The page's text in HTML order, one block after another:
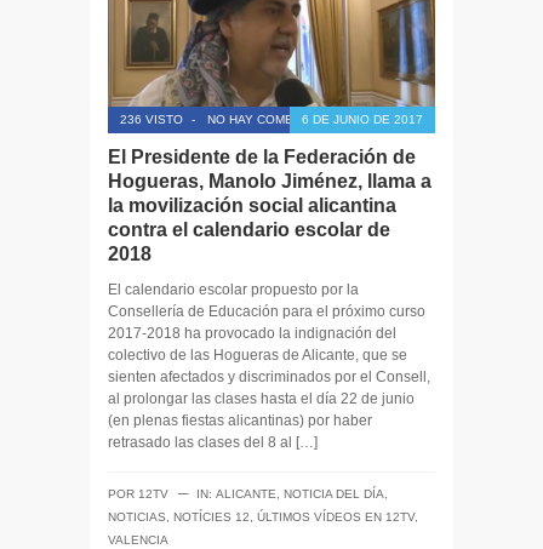
236 VISTO - NO HAY COMENTARIOS6 DE JUNIO DE 2017
El Presidente de la Federación de
Hogueras, Manolo Jiménez, llama a
la movilización social alicantina
contra el calendario escolar de
2018
El calendario escolar propuesto por la
Consellería de Educación para el próximo curso
2017-2018 ha provocado la indignación del
colectivo de las Hogueras de Alicante, que se
sienten afectados y discriminados por el Consell,
al prolongar las clases hasta el día 22 de junio
(en plenas fiestas alicantinas) por haber
retrasado las clases del 8 al […]
POR 12TV ─ IN: ALICANTE, NOTICIA DEL DÍA,
NOTICIAS, NOTÍCIES 12, ÚLTIMOS VÍDEOS EN 12TV,
VALENCIA